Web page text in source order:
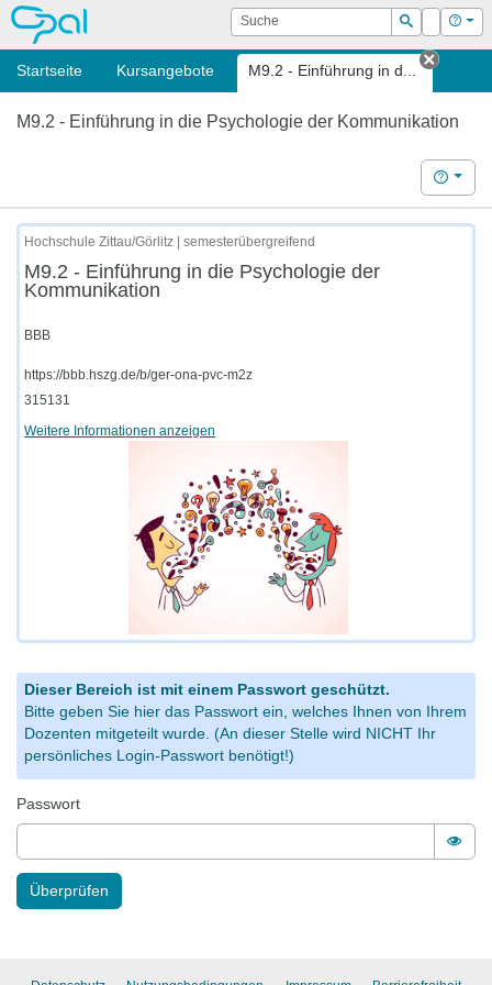
OPAL Suche
Suchen
Login Hilfe
Startseite Kursangebote M9.2 - Einführung in d...
Tab
M9.2 - Einführung in die Psychologie der Kommunikation
Hilfe
Hochschule Zittau/Görlitz | semesterübergreifend
M9.2 - Einführung in die Psychologie der
Kommunikation
BBB
https://bbb.hszg.de/b/ger-ona-pvc-m2z
315131
Weitere Informationen anzeigen
Dieser Bereich ist mit einem Passwort geschützt.
Bitte geben Sie hier das Passwort ein, welches Ihnen von Ihrem
Dozenten mitgeteilt wurde. (An dieser Stelle wird NICHT Ihr
persönliches Login-Passwort benötigt!)
Passwort
Überprüfen